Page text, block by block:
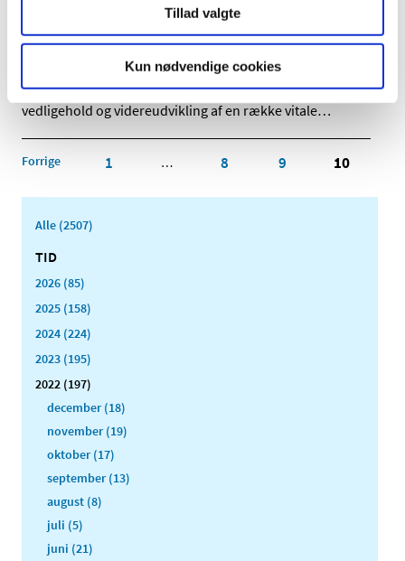
Tillad valgte
Kun nødvendige cookies
videreudvikling af systemer udviklet på
Microsoft Dynamics og i Java/.Net
I løbet af foråret 2022 vil Lægemiddelstyrelsen udbyde
vedligehold og videreudvikling af en række vitale…
Forrige 1 … 8 9 10
Alle (2507)
TID
2026 (85)
2025 (158)
2024 (224)
2023 (195)
2022 (197)
december (18)
november (19)
oktober (17)
september (13)
august (8)
juli (5)
juni (21)